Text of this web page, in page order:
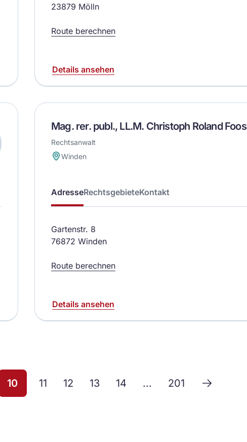
23879 Mölln
Route berechnen
Details ansehen
Mag. rer. publ., LL.M. Christoph Roland Foos
Rechtsanwalt
Winden
AdresseRechtsgebieteKontakt
Gartenstr. 8
76872 Winden
Route berechnen
Details ansehen
10 11 12 13 14 ... 201